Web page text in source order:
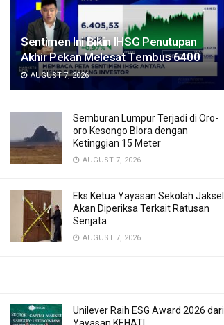
Sentimen Ini Bikin IHSG Penutupan
Akhir Pekan Melesat Tembus 6400
AUGUST 7, 2026
Semburan Lumpur Terjadi di Oro-
oro Kesongo Blora dengan
Ketinggian 15 Meter
AUGUST 7, 2026
Eks Ketua Yayasan Sekolah Jaksel
Akan Diperiksa Terkait Ratusan
Senjata
AUGUST 7, 2026
Unilever Raih ESG Award 2026 dari